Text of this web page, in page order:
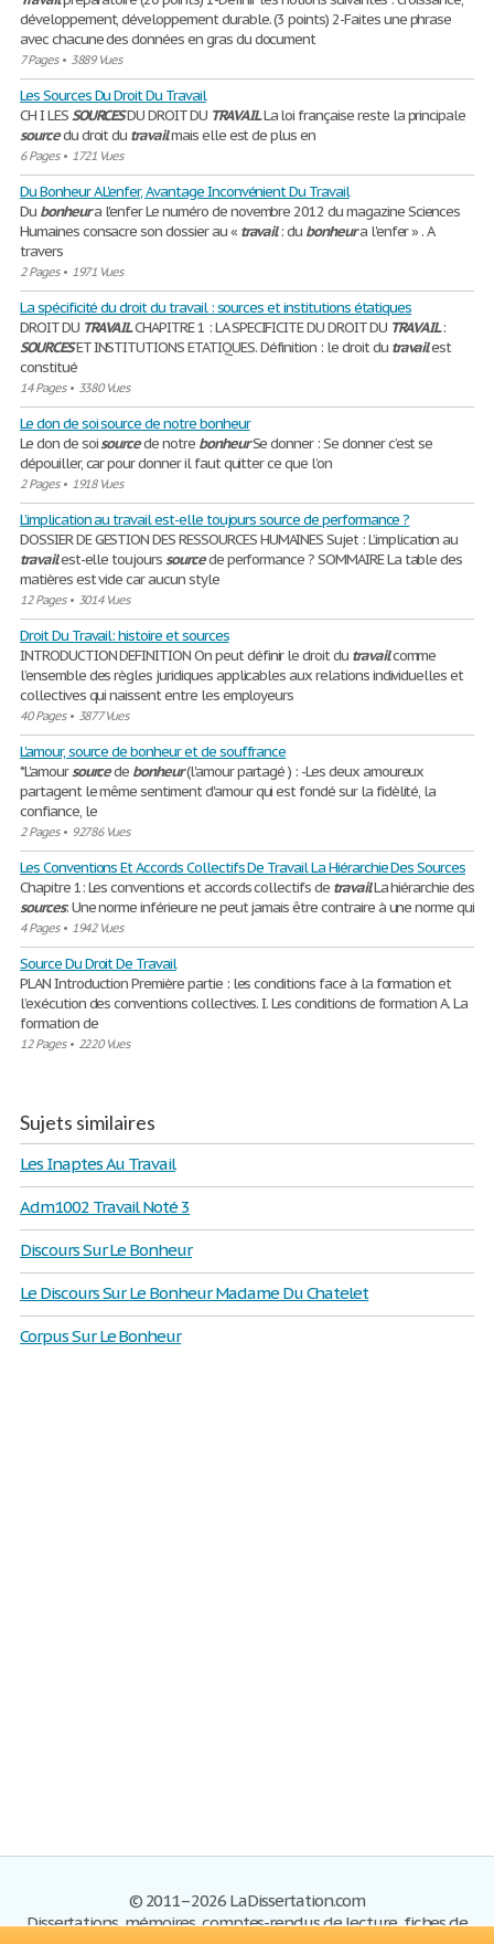
développement, développement durable. (3 points) 2-Faites une phrase
avec chacune des données en gras du document
7 Pages• 3889 Vues
Les Sources Du Droit Du Travail
CH I LESSOURCESDU DROIT DU TRAVAILLa loi française reste la principale
sourcedu droit dutravailmais elle est de plus en
6 Pages• 1721 Vues
Du Bonheur A L'enfer, Avantage Inconvénient Du Travail
Dubonheura l'enfer Le numéro de novembre 2012 du magazine Sciences
Humaines consacre son dossier au « travail: dubonheura l'enfer » . A
travers
2 Pages• 1971 Vues
La spécificité du droit du travail : sources et institutions étatiques
DROIT DU TRAVAILCHAPITRE 1 : LA SPECIFICITE DU DROIT DU TRAVAIL:
SOURCESET INSTITUTIONS ETATIQUES. Définition : le droit dutravailest
constitué
14 Pages• 3380 Vues
Le don de soi source de notre bonheur
Le don de soisourcede notre bonheurSe donner : Se donner c’est se
dépouiller, car pour donner il faut quitter ce que l’on
2 Pages• 1918 Vues
L’implication au travail est-elle toujours source de performance ?
DOSSIER DE GESTION DES RESSOURCES HUMAINES Sujet : L’implication au
travailest-elle toujourssourcede performance ? SOMMAIRE La table des
matières est vide car aucun style
12 Pages• 3014 Vues
Droit Du Travail: histoire et sources
INTRODUCTION DEFINITION On peut définir le droit dutravailcomme
l’ensemble des règles juridiques applicables aux relations individuelles et
collectives qui naissent entre les employeurs
40 Pages• 3877 Vues
L'amour, source de bonheur et de souffrance
*L'amoursourcede bonheur(l'amour partagé ) : -Les deux amoureux
partagent le même sentiment d'amour qui est fondé sur la fidèlité, la
confiance, le
2 Pages• 92786 Vues
Les Conventions Et Accords Collectifs De Travail La Hiérarchie Des Sources
Chapitre 1: Les conventions et accords collectifs de travailLa hiérarchie des
sources: Une norme inférieure ne peut jamais être contraire à une norme qui
4 Pages• 1942 Vues
Source Du Droit De Travail
PLAN Introduction Première partie : les conditions face à la formation et
l’exécution des conventions collectives. I. Les conditions de formation A. La
formation de
12 Pages• 2220 Vues
Sujets similaires
Les Inaptes Au Travail
Adm1002 Travail Noté 3
Discours Sur Le Bonheur
Le Discours Sur Le Bonheur Madame Du Chatelet
Corpus Sur Le Bonheur
© 2011–2026 LaDissertation.com
Dissertations, mémoires, comptes-rendus de lecture, fiches de